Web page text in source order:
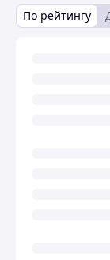
По рейтингу